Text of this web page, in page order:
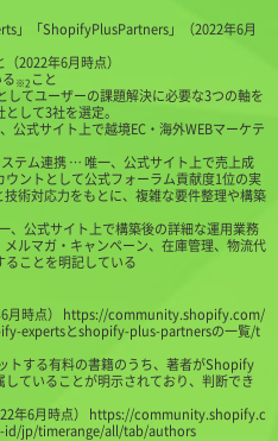
」「ShopifyPlusPartners」（2022年6月
2022年6月時点）
※2 こと
してユーザーの課題解決に必要な3つの軸を
して3社を選定。
公式サイト上で越境EC・海外WEBマーケテ
テム連携 … 唯一、公式サイト上で売上成
ントとして公式フォーラム貢献度1位の実
術対応力をもとに、複雑な要件整理や構築
、公式サイト上で構築後の詳細な運用業務
メルマガ・キャンペーン、在庫管理、物流代
ことを明記している
時点） https://community.shopify.com/
expertsとshopify-plus-partnersの一覧/t
する有料の書籍のうち、著者がShopify
ていることが明示されており、判断でき
年6月時点） https://community.shopify.c
id/jp/timerange/all/tab/authors